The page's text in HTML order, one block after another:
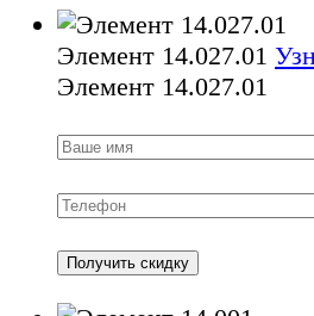
Элемент 14.027.01
Элемент 14.027.01